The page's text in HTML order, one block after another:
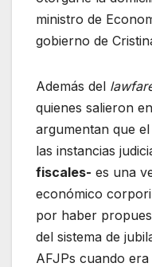
ministro de
gobierno de
Además del
quienes salieron
argumentan que
las instancias
fiscales- es una
económico
por haber
del sistema de
AFJPs cuando